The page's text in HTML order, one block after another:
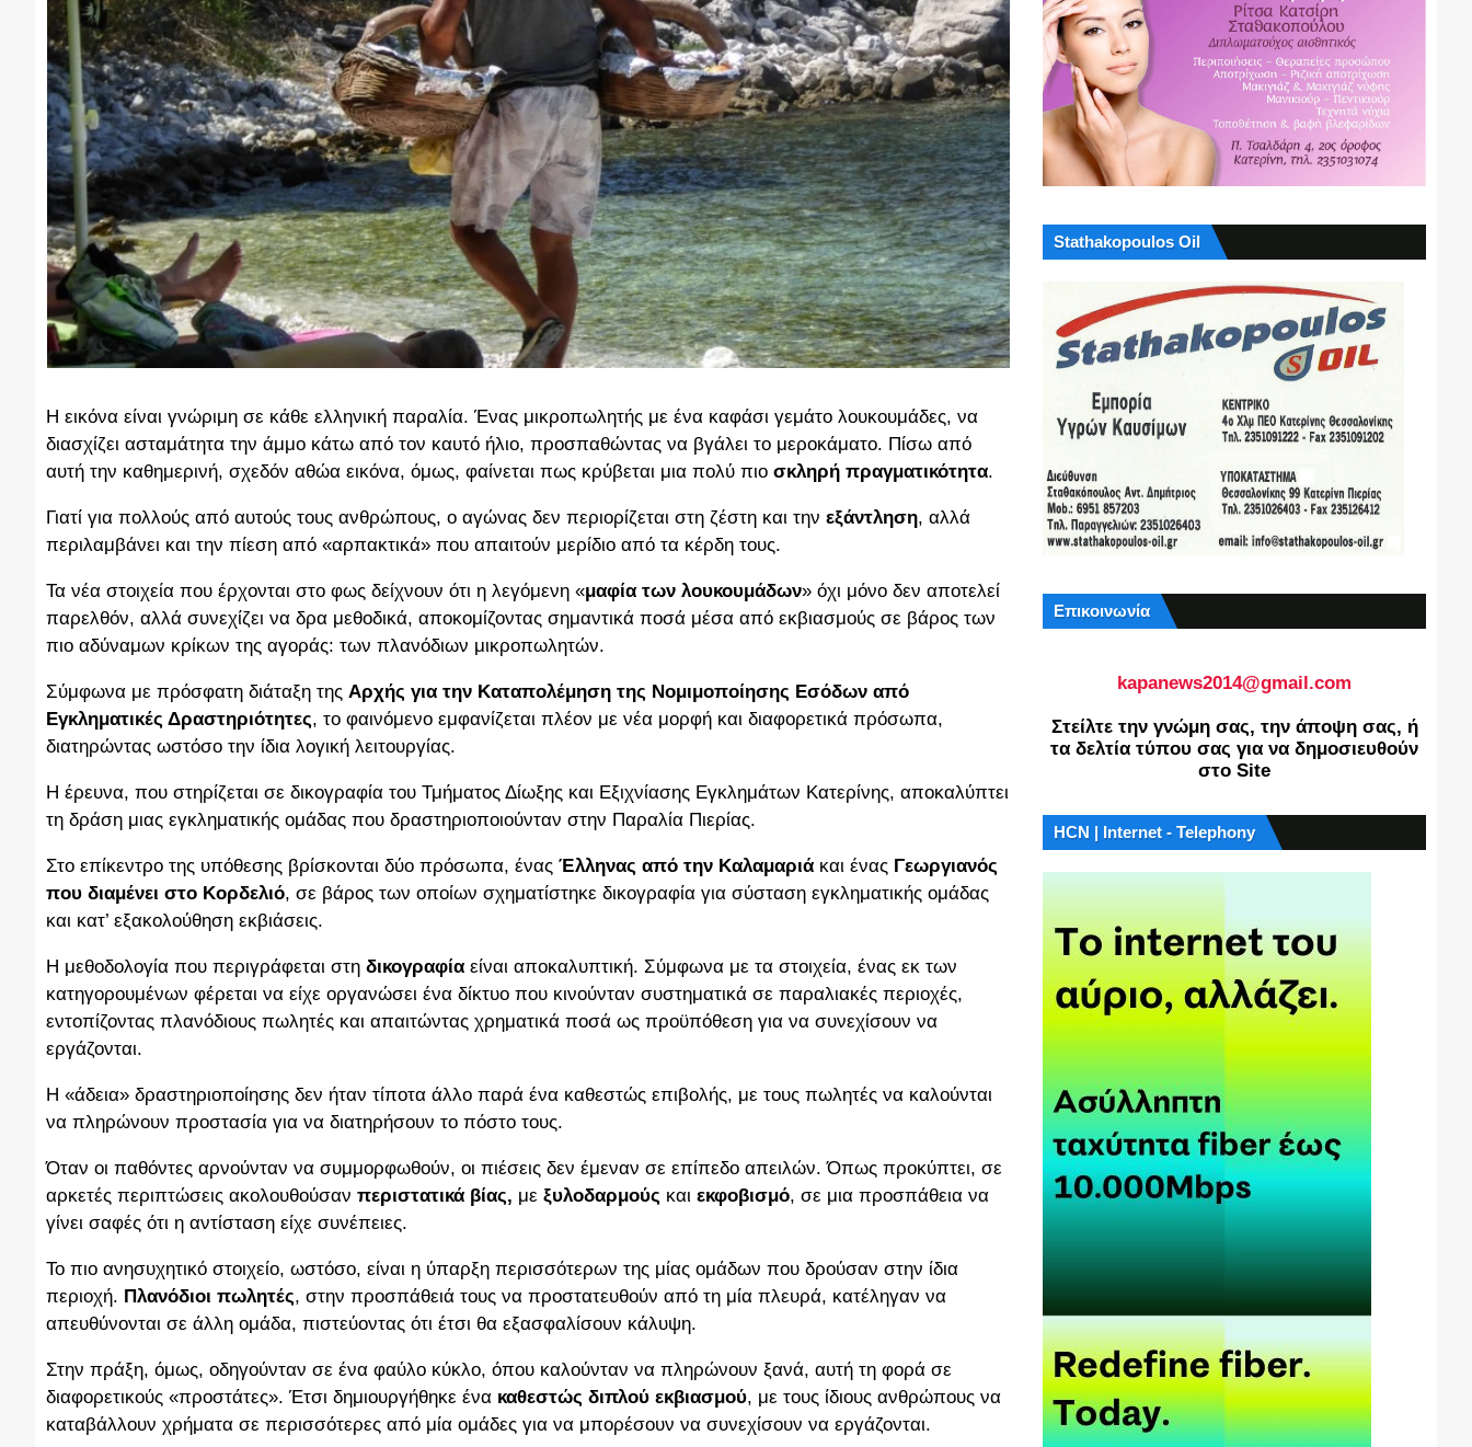
Η εικόνα είναι γνώριμη σε κάθε ελληνική παραλία. Ένας μικροπωλητής με ένα καφάσι γεμάτο λουκουμάδες, να
διασχίζει ασταμάτητα την άμμο κάτω από τον καυτό ήλιο, προσπαθώντας να βγάλει το μεροκάματο. Πίσω από
αυτή την καθημερινή, σχεδόν αθώα εικόνα, όμως, φαίνεται πως κρύβεται μια πολύ πιο σκληρή πραγματικότητα.
Γιατί για πολλούς από αυτούς τους ανθρώπους, ο αγώνας δεν περιορίζεται στη ζέστη και την εξάντληση, αλλά
περιλαμβάνει και την πίεση από «αρπακτικά» που απαιτούν μερίδιο από τα κέρδη τους.
Τα νέα στοιχεία που έρχονται στο φως δείχνουν ότι η λεγόμενη «μαφία των λουκουμάδων» όχι μόνο δεν αποτελεί
παρελθόν, αλλά συνεχίζει να δρα μεθοδικά, αποκομίζοντας σημαντικά ποσά μέσα από εκβιασμούς σε βάρος των
πιο αδύναμων κρίκων της αγοράς: των πλανόδιων μικροπωλητών.
Σύμφωνα με πρόσφατη διάταξη της Αρχής για την Καταπολέμηση της Νομιμοποίησης Εσόδων από
Εγκληματικές Δραστηριότητες, το φαινόμενο εμφανίζεται πλέον με νέα μορφή και διαφορετικά πρόσωπα,
διατηρώντας ωστόσο την ίδια λογική λειτουργίας.
Η έρευνα, που στηρίζεται σε δικογραφία του Τμήματος Δίωξης και Εξιχνίασης Εγκλημάτων Κατερίνης, αποκαλύπτει
τη δράση μιας εγκληματικής ομάδας που δραστηριοποιούνταν στην Παραλία Πιερίας.
Στο επίκεντρο της υπόθεσης βρίσκονται δύο πρόσωπα, ένας Έλληνας από την Καλαμαριά και ένας Γεωργιανός
που διαμένει στο Κορδελιό, σε βάρος των οποίων σχηματίστηκε δικογραφία για σύσταση εγκληματικής ομάδας
και κατ’ εξακολούθηση εκβιάσεις.
Η μεθοδολογία που περιγράφεται στη δικογραφία είναι αποκαλυπτική. Σύμφωνα με τα στοιχεία, ένας εκ των
κατηγορουμένων φέρεται να είχε οργανώσει ένα δίκτυο που κινούνταν συστηματικά σε παραλιακές περιοχές,
εντοπίζοντας πλανόδιους πωλητές και απαιτώντας χρηματικά ποσά ως προϋπόθεση για να συνεχίσουν να
εργάζονται.
Η «άδεια» δραστηριοποίησης δεν ήταν τίποτα άλλο παρά ένα καθεστώς επιβολής, με τους πωλητές να καλούνται
να πληρώνουν προστασία για να διατηρήσουν το πόστο τους.
Όταν οι παθόντες αρνούνταν να συμμορφωθούν, οι πιέσεις δεν έμεναν σε επίπεδο απειλών. Όπως προκύπτει, σε
αρκετές περιπτώσεις ακολουθούσαν περιστατικά βίας, με ξυλοδαρμούς και εκφοβισμό, σε μια προσπάθεια να
γίνει σαφές ότι η αντίσταση είχε συνέπειες.
Το πιο ανησυχητικό στοιχείο, ωστόσο, είναι η ύπαρξη περισσότερων της μίας ομάδων που δρούσαν στην ίδια
περιοχή. Πλανόδιοι πωλητές, στην προσπάθειά τους να προστατευθούν από τη μία πλευρά, κατέληγαν να
απευθύνονται σε άλλη ομάδα, πιστεύοντας ότι έτσι θα εξασφαλίσουν κάλυψη.
Στην πράξη, όμως, οδηγούνταν σε ένα φαύλο κύκλο, όπου καλούνταν να πληρώνουν ξανά, αυτή τη φορά σε
διαφορετικούς «προστάτες». Έτσι δημιουργήθηκε ένα καθεστώς διπλού εκβιασμού, με τους ίδιους ανθρώπους να
καταβάλλουν χρήματα σε περισσότερες από μία ομάδες για να μπορέσουν να συνεχίσουν να εργάζονται.
Stathakopoulos Oil
Επικοινωνία
kapanews2014@gmail.com
Στείλτε την γνώμη σας, την άποψη σας, ή
τα δελτία τύπου σας για να δημοσιευθούν
στο Site
HCN | Internet - Telephony